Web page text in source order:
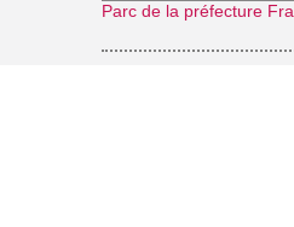
Parc de la préfecture